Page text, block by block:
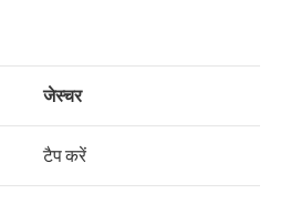
जेस्चर
टैप करें